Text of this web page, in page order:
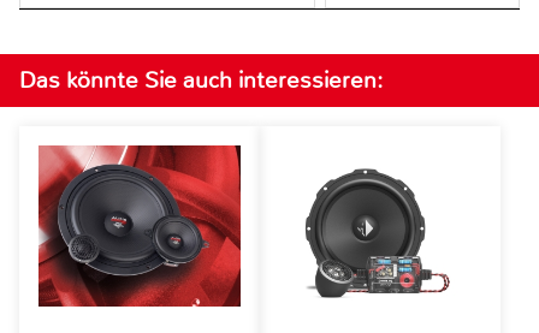
Das könnte Sie auch interessieren: